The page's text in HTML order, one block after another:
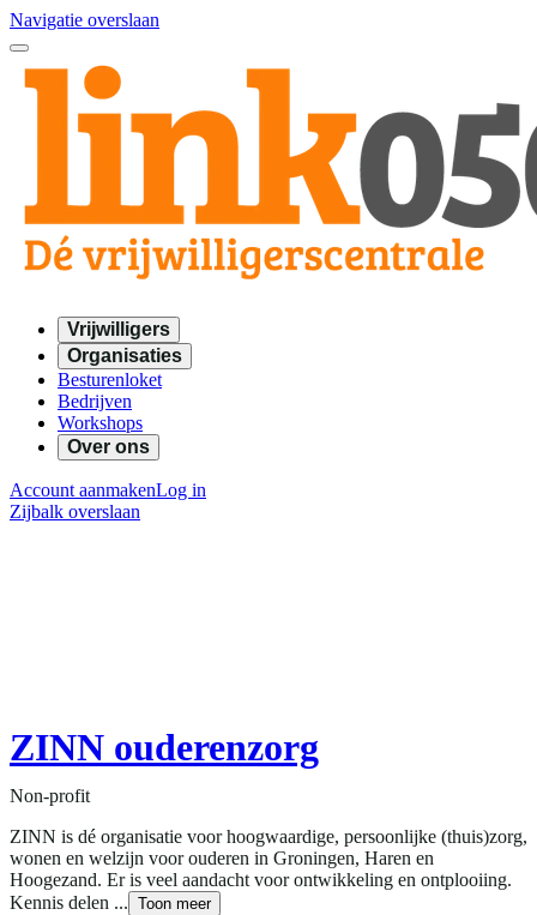
Navigatie overslaan
Vrijwilligers
Organisaties
Besturenloket
Bedrijven
Workshops
Over ons
Account aanmakenLog in
Zijbalk overslaan
ZINN ouderenzorg
Non-profit
ZINN is dé organisatie voor hoogwaardige, persoonlijke (thuis)zorg,
wonen en welzijn voor ouderen in Groningen, Haren en
Hoogezand. Er is veel aandacht voor ontwikkeling en ontplooiing.
Kennis delen ... Toon meer